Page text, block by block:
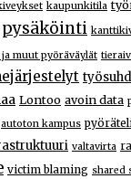
kaupunkitila
pysäköinti
muut pyöräväylät
Lontoo avoin data
autoton kampus
valtavirta
victim blaming shared